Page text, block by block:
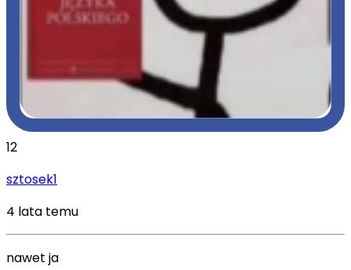
12
sztosek1
4 lata temu
nawet ja